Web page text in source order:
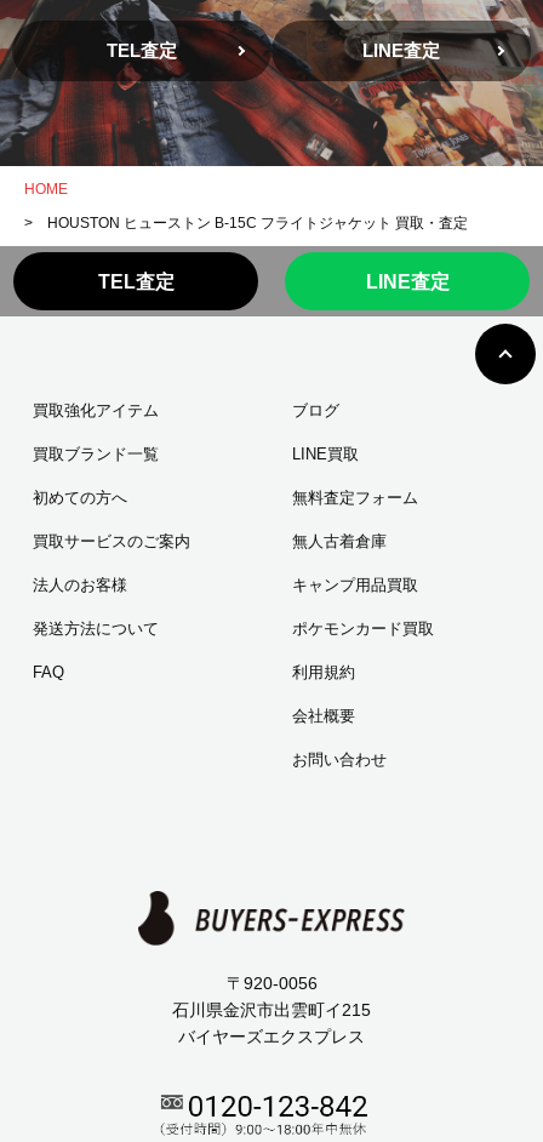
TEL査定 LINE査定
HOME
> HOUSTON ヒューストン B-15C フライトジャケット 買取・査定
TEL査定 LINE査定
買取強化アイテム
買取ブランド一覧
初めての方へ
買取サービスのご案内
法人のお客様
発送方法について
FAQ
ブログ
LINE買取
無料査定フォーム
無人古着倉庫
キャンプ用品買取
ポケモンカード買取
利用規約
会社概要
お問い合わせ
〒920-0056
石川県金沢市出雲町イ215
バイヤーズエクスプレス